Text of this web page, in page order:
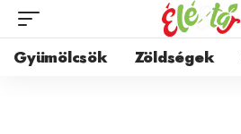
Gyümölcsök Zöldségek